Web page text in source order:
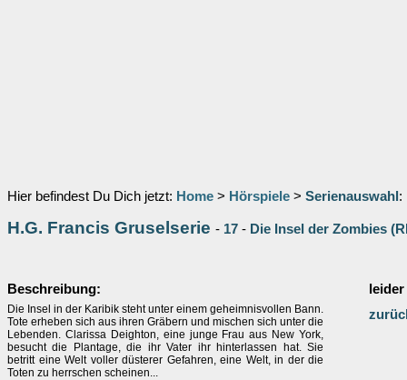
Hier befindest Du Dich jetzt: Home > Hörspiele > Serienauswahl :
H.G. Francis Gruselserie - 17 - Die Insel der Zombies
Beschreibung:
Die Insel in der Karibik steht unter einem geheimnisvollen Bann.
Tote erheben sich aus ihren Gräbern und mischen sich unter die
Lebenden. Clarissa Deighton, eine junge Frau aus New York,
besucht die Plantage, die ihr Vater ihr hinterlassen hat. Sie
betritt eine Welt voller düsterer Gefahren, eine Welt, in der die
Toten zu herrschen scheinen...